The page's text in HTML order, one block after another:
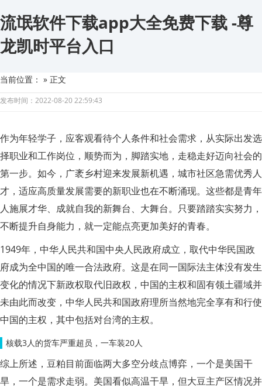
流氓软件下载app大全免费下载 -尊
龙凯时平台入口
当前位置： » 正文
发布时间：2022-08-20 22:59:43
作为年轻学子，应客观看待个人条件和社会需求，从实际出发选
择职业和工作岗位，顺势而为，脚踏实地，走稳走好迈向社会的
第一步。如今，广袤乡村迎来发展新机遇，城市社区急需优秀人
才，适应高质量发展需要的新职业也在不断涌现。这些都是青年
人施展才华、成就自我的新舞台、大舞台。只要踏踏实实努力，
不断提升自身能力，就一定能点亮更加美好的青春。
1949年，中华人民共和国中央人民政府成立，取代中华民国政
府成为全中国的唯一合法政府。这是在同一国际法主体没有发生
变化的情况下新政权取代旧政权，中国的主权和固有领土疆域并
未由此而改变，中华人民共和国政府理所当然地完全享有和行使
中国的主权，其中包括对台湾的主权。
核载3人的货车严重超员，一车装20人
综上所述，豆粕目前面临两大多空分歧点博弈，一个是美国干
旱，一个是需求走弱。美国看似高温干旱，但大豆主产区情况并